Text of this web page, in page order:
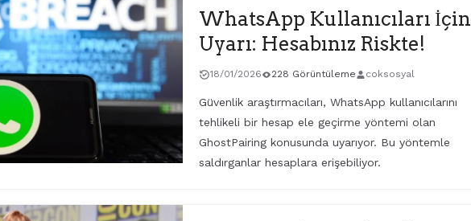
WhatsApp Kullanıcıları İçin
Uyarı: Hesabınız Riskte!
18/01/2026 228 Görüntüleme coksosyal
Güvenlik araştırmacıları, WhatsApp kullanıcılarını
tehlikeli bir hesap ele geçirme yöntemi olan
GhostPairing konusunda uyarıyor. Bu yöntemle
saldırganlar hesaplara erişebiliyor.